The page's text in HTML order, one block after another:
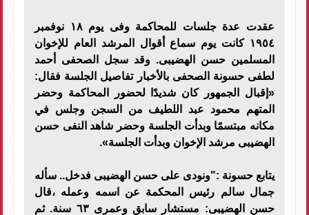
عقدت عدة جلسات للمحاكمة وفى يوم ١٨ نوفمبر
١٩٥٤ كانت يوم سماع أقوال المرشد العام للإخوان
المسلمين حسن الهضيبى. وقد سجل الصحفى أحمد
لطفى حسونة الصحفى بالأخبار تفاصيل الجلسة فقال:
«إقبال الجمهور كان شديدًا لحضور المحاكمة وحضر
المتهم محمود عبد اللطيف من السجن وجلس في
مكانه مبتسمًا وبدأت الجلسة وحضر شاهد النفى حسن
الهضيبى مرشد الإخوان وبدأت الجلسة».
يتابع حسونة :"ونودى على حسن الهضيبى فدخل.. سأله
جمال سالم رئيس المحكمة عن اسمه وعمله ،قال
حسن الهضيبى: مستشار سابق وعمرى ٦٣ سنة. ثم